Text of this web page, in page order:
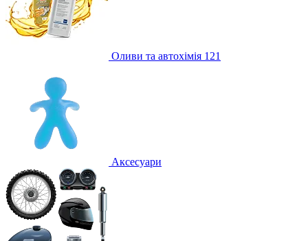
Оливи та автохімія 121
Аксесуари